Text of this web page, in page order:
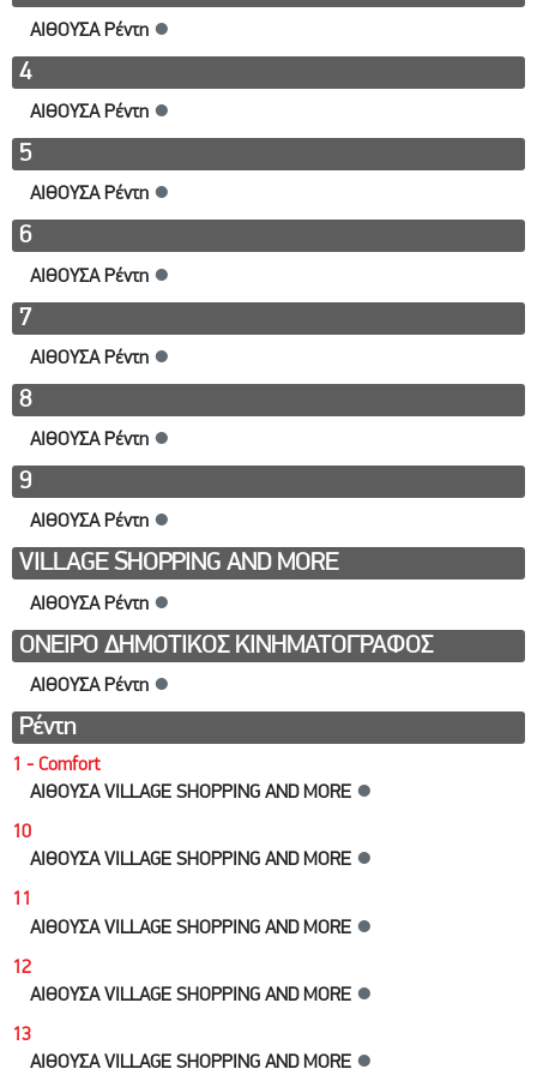
ΑΙΘΟΥΣΑ Ρέντη ●
4
ΑΙΘΟΥΣΑ Ρέντη ●
5
ΑΙΘΟΥΣΑ Ρέντη ●
6
ΑΙΘΟΥΣΑ Ρέντη ●
7
ΑΙΘΟΥΣΑ Ρέντη ●
8
ΑΙΘΟΥΣΑ Ρέντη ●
9
ΑΙΘΟΥΣΑ Ρέντη ●
VILLAGE SHOPPING AND MORE
ΑΙΘΟΥΣΑ Ρέντη ●
ΟΝΕΙΡΟ ΔΗΜΟΤΙΚΟΣ ΚΙΝΗΜΑΤΟΓΡΑΦΟΣ
ΑΙΘΟΥΣΑ Ρέντη ●
Ρέντη
1 - Comfort
ΑΙΘΟΥΣΑ VILLAGE SHOPPING AND MORE ●
10
ΑΙΘΟΥΣΑ VILLAGE SHOPPING AND MORE ●
11
ΑΙΘΟΥΣΑ VILLAGE SHOPPING AND MORE ●
12
ΑΙΘΟΥΣΑ VILLAGE SHOPPING AND MORE ●
13
ΑΙΘΟΥΣΑ VILLAGE SHOPPING AND MORE ●